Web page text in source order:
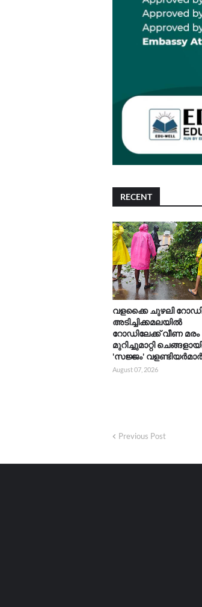
RECENT
വളക്കൈ ചുഴലി
അടിച്ചിക്കമലയിൽ
റോഡിലേക്ക് വീണ മരം
മുറിച്ചുമാറ്റി
'സജ്ജം' വളണ്ടിയർമാർ
August 07, 2026
Previous Post